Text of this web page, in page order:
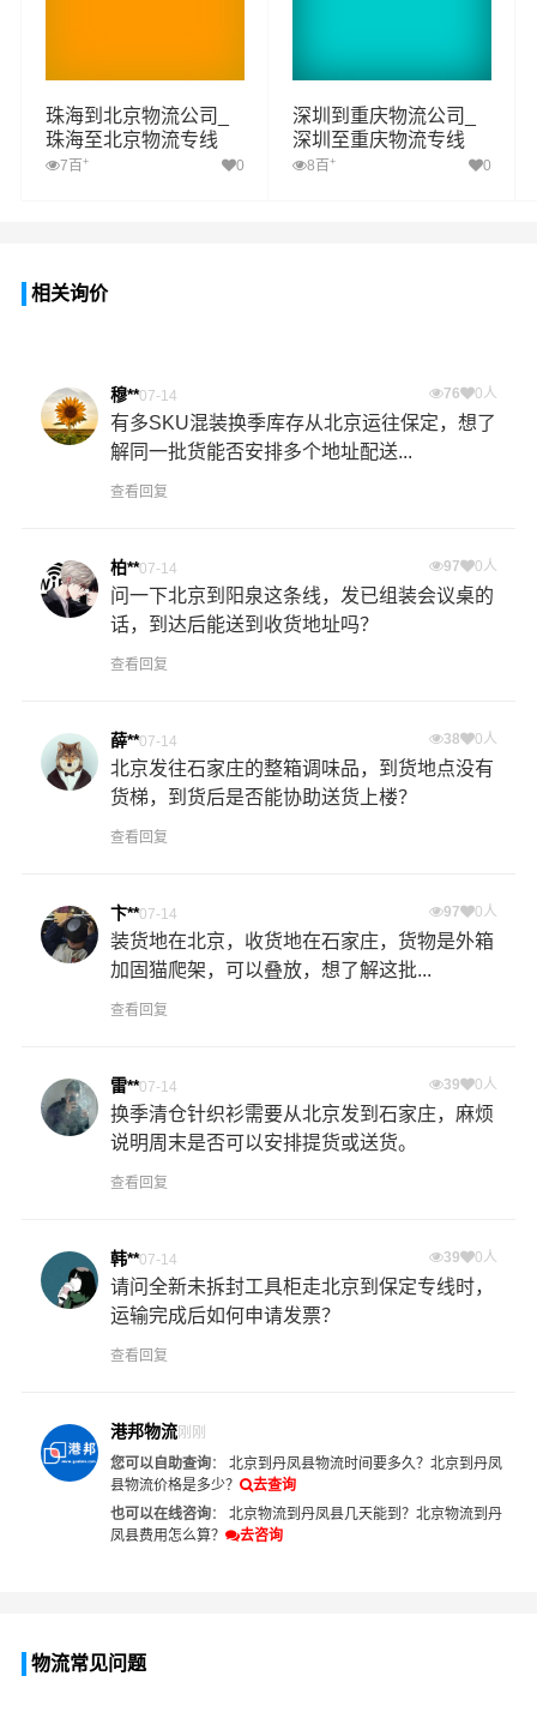
珠海到北京物流公司_
珠海至北京物流专线
7百 + 0
深圳到重庆物流公司_
深圳至重庆物流专线
8百 + 0
相关询价
穆**07-14 76 0人
有多SKU混装换季库存从北京运往保定，想了
解同一批货能否安排多个地址配送...
查看回复
柏**07-14 97 0人
问一下北京到阳泉这条线，发已组装会议桌的
话，到达后能送到收货地址吗？
查看回复
薛**07-14 38 0人
北京发往石家庄的整箱调味品，到货地点没有
货梯，到货后是否能协助送货上楼？
查看回复
卞**07-14 97 0人
装货地在北京，收货地在石家庄，货物是外箱
加固猫爬架，可以叠放，想了解这批...
查看回复
雷**07-14 39 0人
换季清仓针织衫需要从北京发到石家庄，麻烦
说明周末是否可以安排提货或送货。
查看回复
韩**07-14 39 0人
请问全新未拆封工具柜走北京到保定专线时，
运输完成后如何申请发票？
查看回复
港邦物流刚刚
您可以自助查询： 北京到丹凤县物流时间要多久？ 北京到丹凤
县物流价格是多少？
去查询
也可以在线咨询： 北京物流到丹凤县几天能到？ 北京物流到丹
凤县费用怎么算？
去咨询
物流常见问题